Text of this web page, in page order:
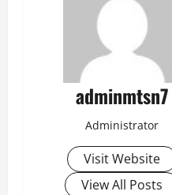
adminmtsn7
Administrator
Visit Website
View All Posts